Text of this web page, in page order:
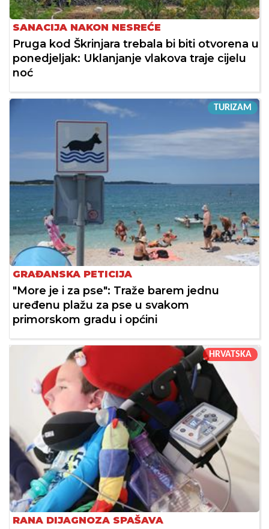
SANACIJA NAKON NESREĆE
Pruga kod Škrinjara trebala bi biti otvorena u
ponedjeljak: Uklanjanje vlakova traje cijelu
noć
TURIZAM
GRAĐANSKA PETICIJA
"More je i za pse": Traže barem jednu
uređenu plažu za pse u svakom
primorskom gradu i općini
HRVATSKA
RANA DIJAGNOZA SPAŠAVA